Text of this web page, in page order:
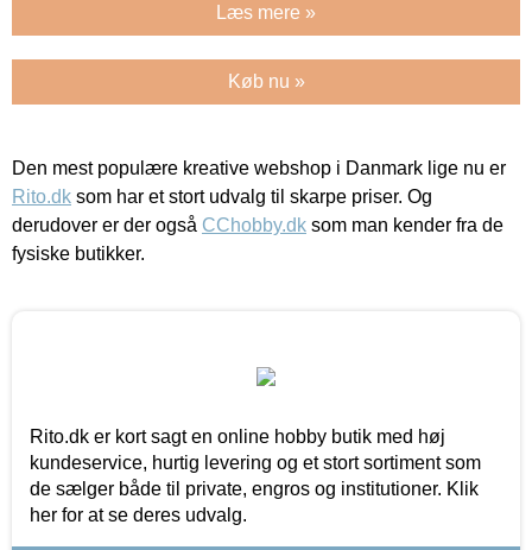
Læs mere »
Køb nu »
Den mest populære kreative webshop i Danmark lige nu er
Rito.dk som har et stort udvalg til skarpe priser. Og
derudover er der også CChobby.dk som man kender fra de
fysiske butikker.
Rito.dk er kort sagt en online hobby butik med høj
kundeservice, hurtig levering og et stort sortiment som
de sælger både til private, engros og institutioner. Klik
her for at se deres udvalg.